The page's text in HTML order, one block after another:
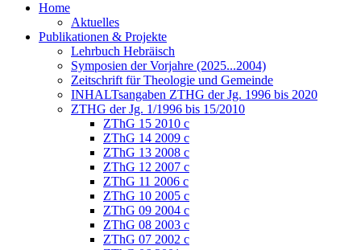
Home
Aktuelles
Publikationen & Projekte
Lehrbuch Hebräisch
Symposien der Vorjahre (2025...2004)
Zeitschrift für Theologie und Gemeinde
INHALTsangaben ZTHG der Jg. 1996 bis 2020
ZTHG der Jg. 1/1996 bis 15/2010
ZThG 15 2010 c
ZThG 14 2009 c
ZThG 13 2008 c
ZThG 12 2007 c
ZThG 11 2006 c
ZThG 10 2005 c
ZThG 09 2004 c
ZThG 08 2003 c
ZThG 07 2002 c